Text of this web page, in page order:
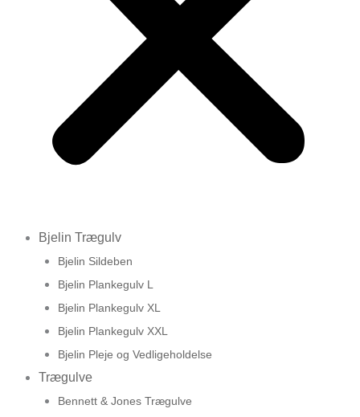
Bjelin Trægulv
Bjelin Sildeben
Bjelin Plankegulv L
Bjelin Plankegulv XL
Bjelin Plankegulv XXL
Bjelin Pleje og Vedligeholdelse
Trægulve
Bennett & Jones Trægulve